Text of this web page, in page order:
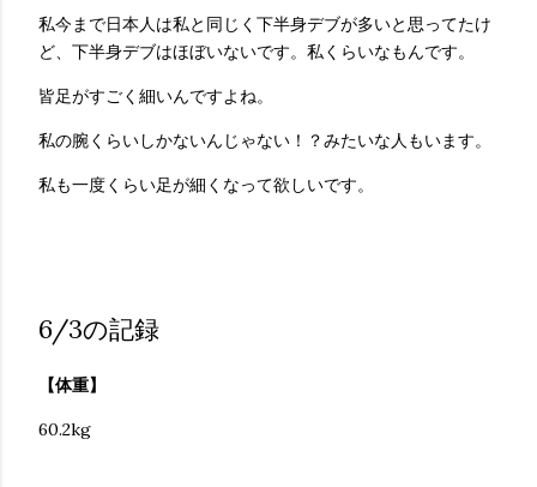
私今まで日本人は私と同じく下半身デブが多いと思ってたけ
ど、下半身デブはほぼいないです。私くらいなもんです。
皆足がすごく細いんですよね。
私の腕くらいしかないんじゃない！？みたいな人もいます。
私も一度くらい足が細くなって欲しいです。
6/3の記録
【体重】
60.2kg